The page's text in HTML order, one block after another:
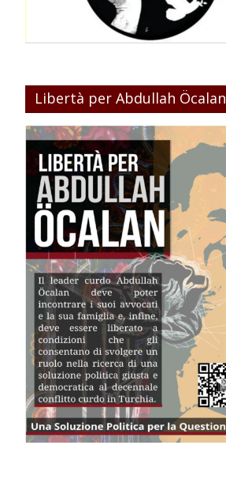
Libertà per Abdullah Öcalan